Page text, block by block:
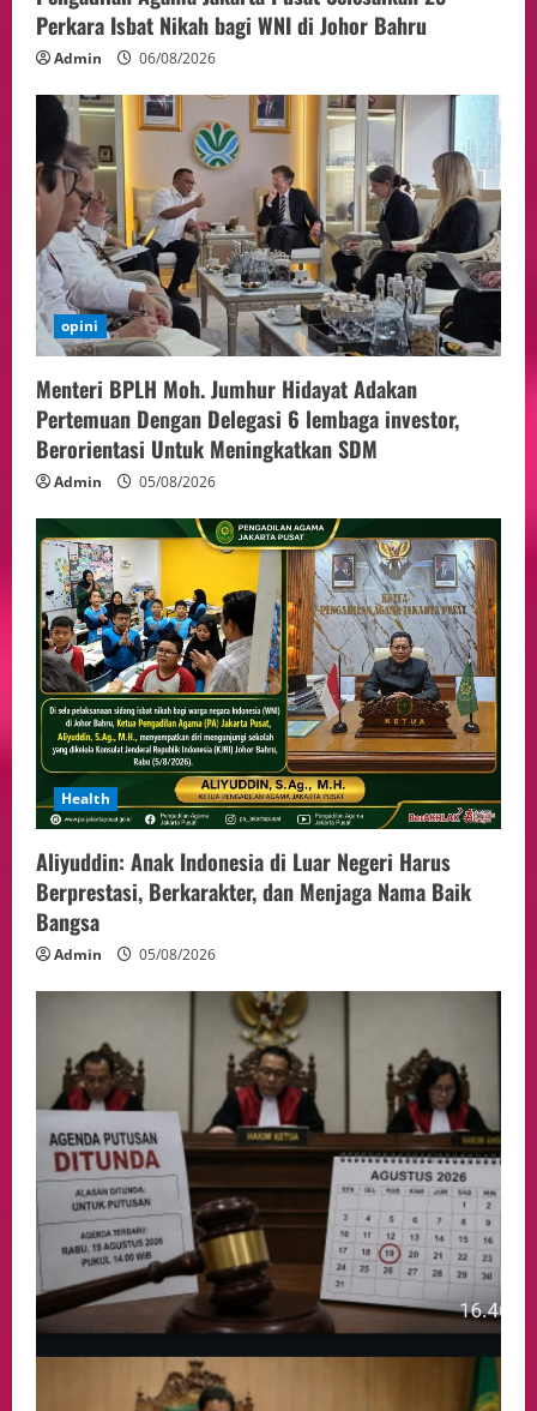
Perkara Isbat Nikah bagi WNI di Johor Bahru
Admin 06/08/2026
opini
Menteri BPLH Moh. Jumhur Hidayat Adakan
Pertemuan Dengan Delegasi 6 lembaga investor,
Berorientasi Untuk Meningkatkan SDM
Admin 05/08/2026
Health
Aliyuddin: Anak Indonesia di Luar Negeri Harus
Berprestasi, Berkarakter, dan Menjaga Nama Baik
Bangsa
Admin 05/08/2026